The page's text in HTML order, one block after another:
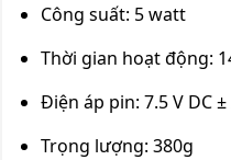
Công suất: 5 watt
Thời gian hoạt động:
Điện áp pin: 7.5 V DC ±
Trọng lượng: 380g